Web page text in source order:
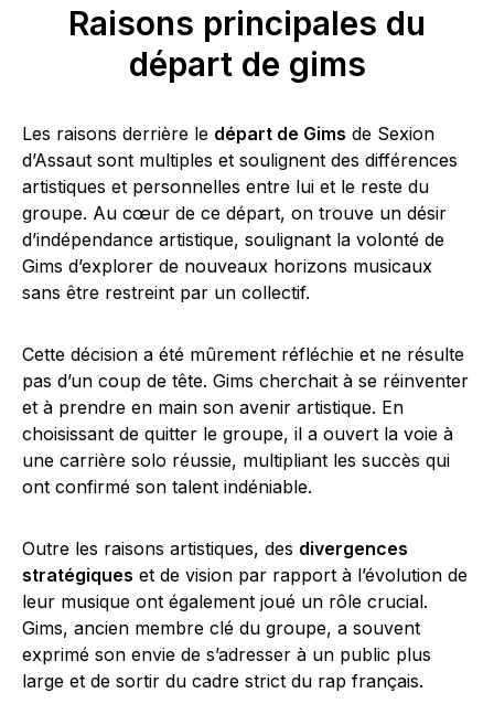
Raisons principales du
départ de gims
Les raisons derrière le départ de Gims de Sexion
d’Assaut sont multiples et soulignent des différences
artistiques et personnelles entre lui et le reste du
groupe. Au cœur de ce départ, on trouve un désir
d’indépendance artistique, soulignant la volonté de
Gims d’explorer de nouveaux horizons musicaux
sans être restreint par un collectif.
Cette décision a été mûrement réfléchie et ne résulte
pas d’un coup de tête. Gims cherchait à se réinventer
et à prendre en main son avenir artistique. En
choisissant de quitter le groupe, il a ouvert la voie à
une carrière solo réussie, multipliant les succès qui
ont confirmé son talent indéniable.
Outre les raisons artistiques, des divergences
stratégiques et de vision par rapport à l’évolution de
leur musique ont également joué un rôle crucial.
Gims, ancien membre clé du groupe, a souvent
exprimé son envie de s’adresser à un public plus
large et de sortir du cadre strict du rap français.